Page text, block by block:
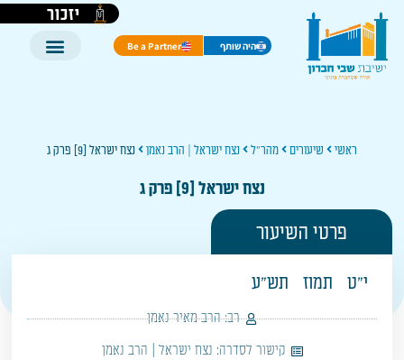
יזכור
היה שותף Be a Partner
ראשי שיעורים מהר"ל נצח ישראל | הרב נאמן נצח ישראל [9] פרק ג
נצח ישראל [9] פרק ג
פרטי השיעור
י"ט תמוז תש"ע
רב: הרב מאיר נאמן
קישור לסדרה: נצח ישראל | הרב נאמן